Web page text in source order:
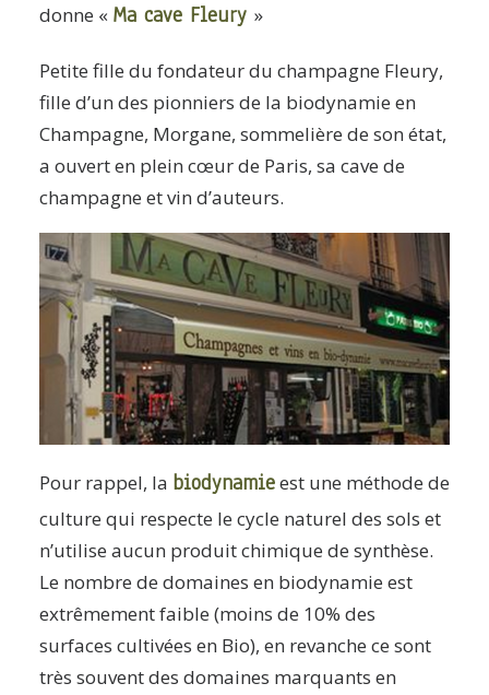
donne « Ma cave Fleury »
Petite fille du fondateur du champagne Fleury,
fille d’un des pionniers de la biodynamie en
Champagne, Morgane, sommelière de son état,
a ouvert en plein cœur de Paris, sa cave de
champagne et vin d’auteurs.
Pour rappel, la biodynamieest une méthode de
culture qui respecte le cycle naturel des sols et
n’utilise aucun produit chimique de synthèse.
Le nombre de domaines en biodynamie est
extrêmement faible (moins de 10% des
surfaces cultivées en Bio), en revanche ce sont
très souvent des domaines marquants en